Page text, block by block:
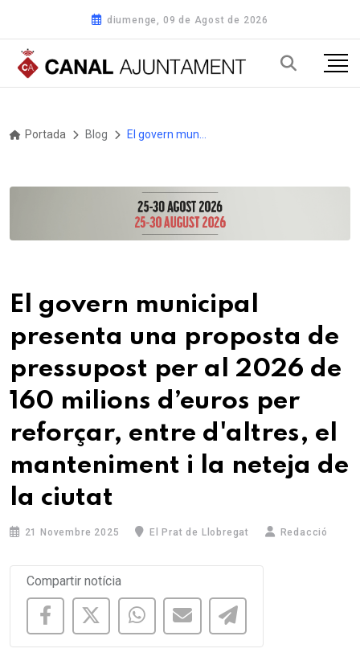
diumenge, 09 de Agost de 2026
Portada Blog
El govern municipal
presenta una proposta de
pressupost per al 2026 de
160 milions d’euros per
reforçar, entre d'altres, el
manteniment i la neteja de
la ciutat
21 Novembre 2025 El Prat de Llobregat Redacció
Compartir notícia